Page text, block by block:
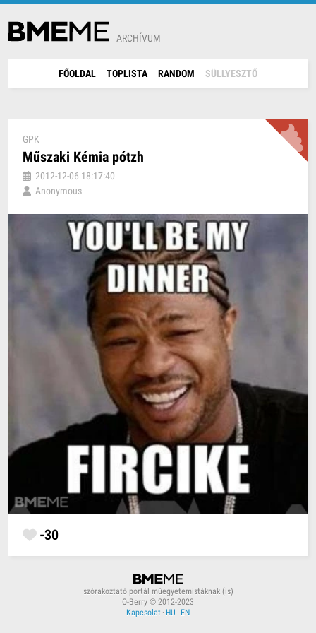
ARCHÍVUM
FŐOLDAL TOPLISTA RANDOM SÜLLYESZTŐ
GPK
Műszaki Kémia pótzh
2012-12-06 18:17:40
Anonymous
-30
szórakoztató portál műegyetemistáknak (is)
Q-Berry © 2012-2023
Kapcsolat · HU | EN